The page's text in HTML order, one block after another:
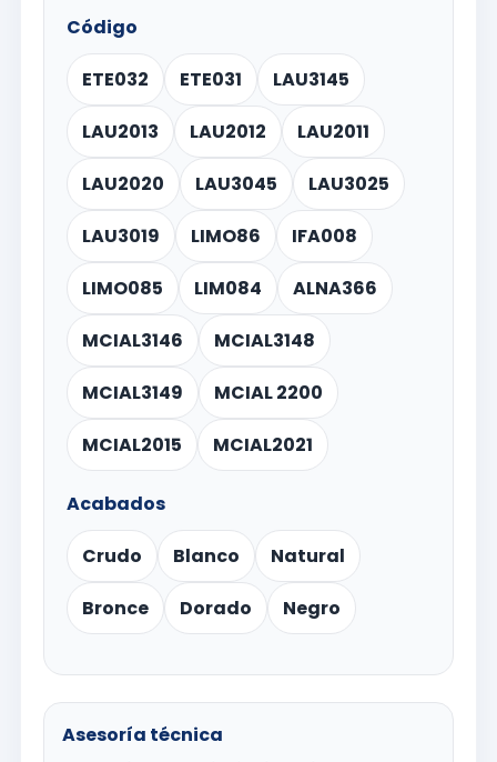
Código
ETE032 ETE031 LAU3145
LAU2013 LAU2012 LAU2011
LAU2020 LAU3045 LAU3025
LAU3019 LIMO86 IFA008
LIMO085 LIM084 ALNA366
MCIAL3146 MCIAL3148
MCIAL3149 MCIAL 2200
MCIAL2015 MCIAL2021
Acabados
Crudo Blanco Natural
Bronce Dorado Negro
Asesoría técnica